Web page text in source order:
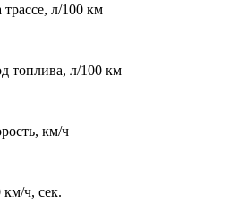
трассе, л/100 км
топлива, л/100 км
км/ч
км/ч, сек.